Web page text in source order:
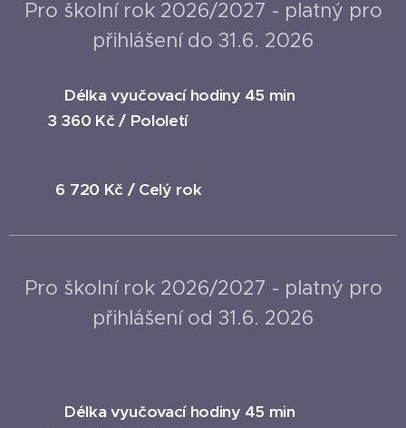
Pro školní rok 2026/2027 - platný pro
přihlášení do 31.6. 2026
Délka vyučovací hodiny 45 min
3 360 Kč / Pololetí
6 720 Kč / Celý rok
Pro školní rok 2026/2027 - platný pro
přihlášení od 31.6. 2026
Délka vyučovací hodiny 45 min